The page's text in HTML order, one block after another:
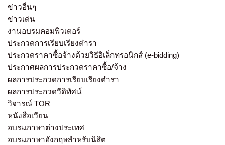
ข่าวอื่นๆ
ข่าวเด่น
งานอบรมคอมพิวเตอร์
ประกวดการเรียบเรียงตำรา
ประกวดราคาซื้อจ้างด้วยวิธีอิเล็กทรอนิกส์ (e-bidding)
ประกาศผลการประกวดราคาซื้อ/จ้าง
ผลการประกวดการเรียบเรียงตำรา
ผลการประกวดวีดิทัศน์
วิจารณ์ TOR
หนังสือเวียน
อบรมภาษาต่างประเทศ
อบรมภาษาอังกฤษสำหรับนิสิต